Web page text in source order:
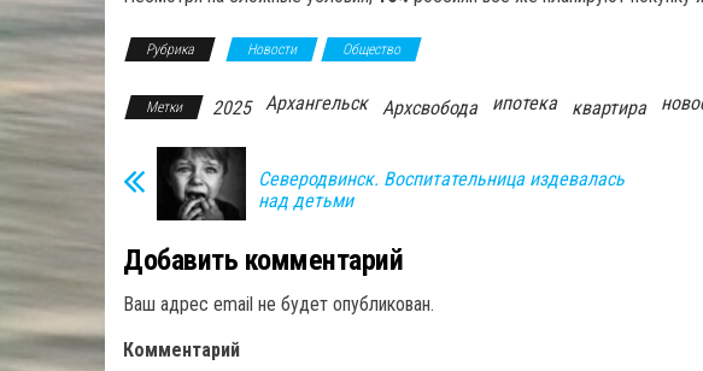
Рубрика Новости Общество
Метки 2025 Архангельск Архсвобода ипотека квартира
Северодвинск. Воспитательница издевалась
над детьми
Добавить комментарий
Ваш адрес email не будет опубликован.
Комментарий